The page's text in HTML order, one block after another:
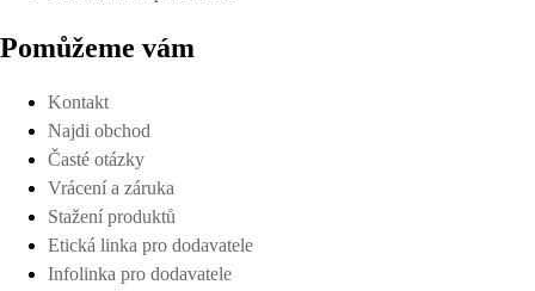
Pomůžeme vám
Kontakt
Najdi obchod
Časté otázky
Vrácení a záruka
Stažení produktů
Etická linka pro dodavatele
Infolinka pro dodavatele